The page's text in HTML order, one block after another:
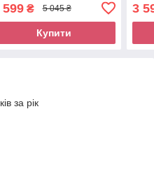
599₴ 5 045 ₴
Купити
3
за рік